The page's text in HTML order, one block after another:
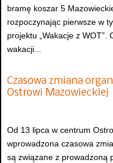
bramę koszar 5
rozpoczynając pierwsze w
projektu „Wakacje z
wakacji...
Czasowa zmiana
Ostrowi Mazowieckiej
Od 13 lipca w centrum
wprowadzona czasowa
są związane z prowadzoną